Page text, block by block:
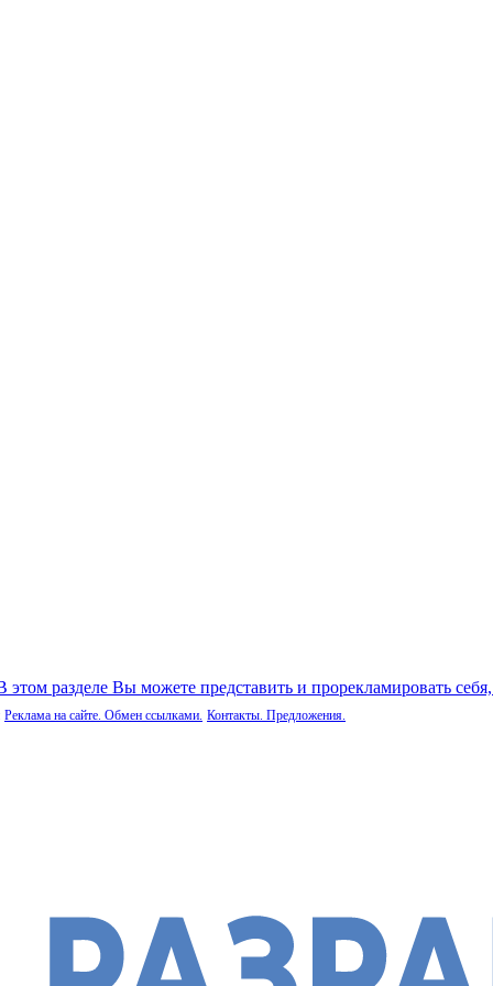
этом разделе Вы можете представить и прорекламировать
Реклама на сайте. Обмен ссылками. Контакты. Предложения.